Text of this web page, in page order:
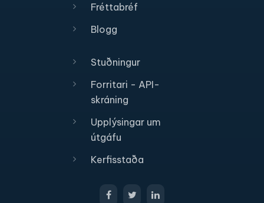
Fréttabréf
Blogg
Stuðningur
Forritari - API-
skráning
Upplýsingar um
útgáfu
Kerfisstaða